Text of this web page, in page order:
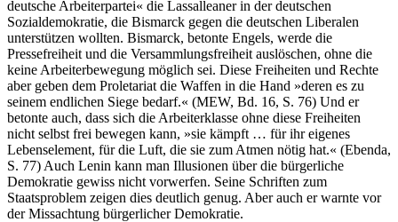
deutsche Arbeiterpartei« die Lassalleaner in der deutschen
Sozialdemokratie, die Bismarck gegen die deutschen Liberalen
unterstützen wollten. Bismarck, betonte Engels, werde die
Pressefreiheit und die Versammlungsfreiheit auslöschen, ohne die
keine Arbeiterbewegung möglich sei. Diese Freiheiten und Rechte
aber geben dem Proletariat die Waffen in die Hand »deren es zu
seinem endlichen Siege bedarf.« (MEW, Bd. 16, S. 76) Und er
betonte auch, dass sich die Arbeiterklasse ohne diese Freiheiten
nicht selbst frei bewegen kann, »sie kämpft … für ihr eigenes
Lebenselement, für die Luft, die sie zum Atmen nötig hat.« (Ebenda,
S. 77) Auch Lenin kann man Illusionen über die bürgerliche
Demokratie gewiss nicht vorwerfen. Seine Schriften zum
Staatsproblem zeigen dies deutlich genug. Aber auch er warnte vor
der Missachtung bürgerlicher Demokratie.